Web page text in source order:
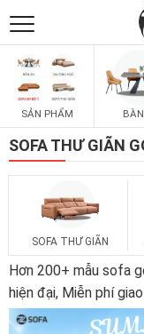
SẢN PHẨM
SOFAS
PHÒNG ĂN
PHÒNG KHÁCH
SẢN PHẨM
SOFA THƯ GIÃN
SOFA THƯ GIÃN
Hơn 200+ mẫu sofa
hiện đại, Miễn phí